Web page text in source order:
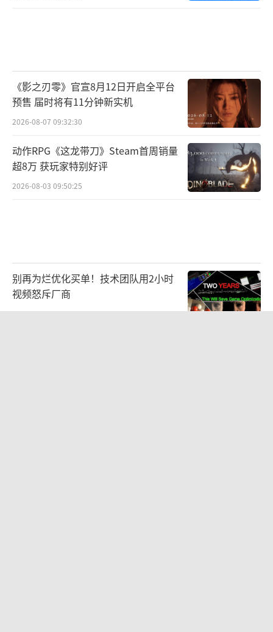
《影之刃零》官宣8月12日开启全平台
预售 届时将有11分钟新实机
2026-08-07 09:32:30
动作RPG《这龙带刀》Steam首周销量
超8万 获玩家特别好评
2026-08-03 09:50:25
别再为烂优化买单！技术团队用2小时
视频怒斥厂商
2026-08-03 09:50:45